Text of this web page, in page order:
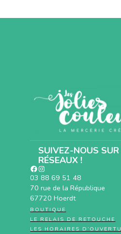
SUIVEZ-NOUS SUR
RÉSEAUX !
Facebook Instagram
03 88 69 51 48
70 rue de la République
67720 Hoerdt
BOUTIQUE
LE RELAIS DE RETOUCHE
LES HORAIRES